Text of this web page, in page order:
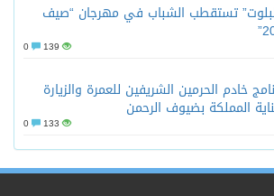
تستقطب الشباب في مهرجان “صيف
139
خادم الحرمين الشريفين للعمرة والزيارة
المملكة بضيوف الرحمن
133